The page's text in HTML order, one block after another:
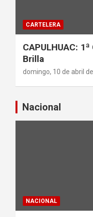
CARTELERA
CAPULHUAC:
Brilla
domingo, 10 de abril
Nacional
NACIONAL